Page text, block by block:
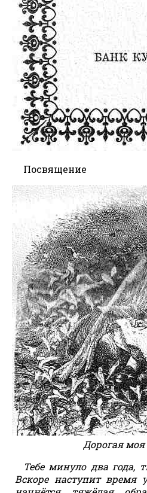
Посвящение
Дорогая
Тебе минуло два года,
Вскоре наступит время